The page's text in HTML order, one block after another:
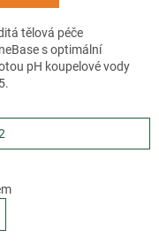
tělová péče
s optimální
pH koupelové vody